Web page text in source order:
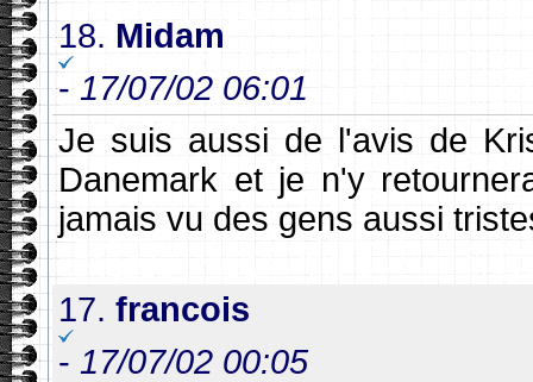
18. Midam
- 17/07/02 06:01
Je suis aussi de l'avis de
Danemark et je n'y
jamais vu des gens aussi
17. francois
- 17/07/02 00:05